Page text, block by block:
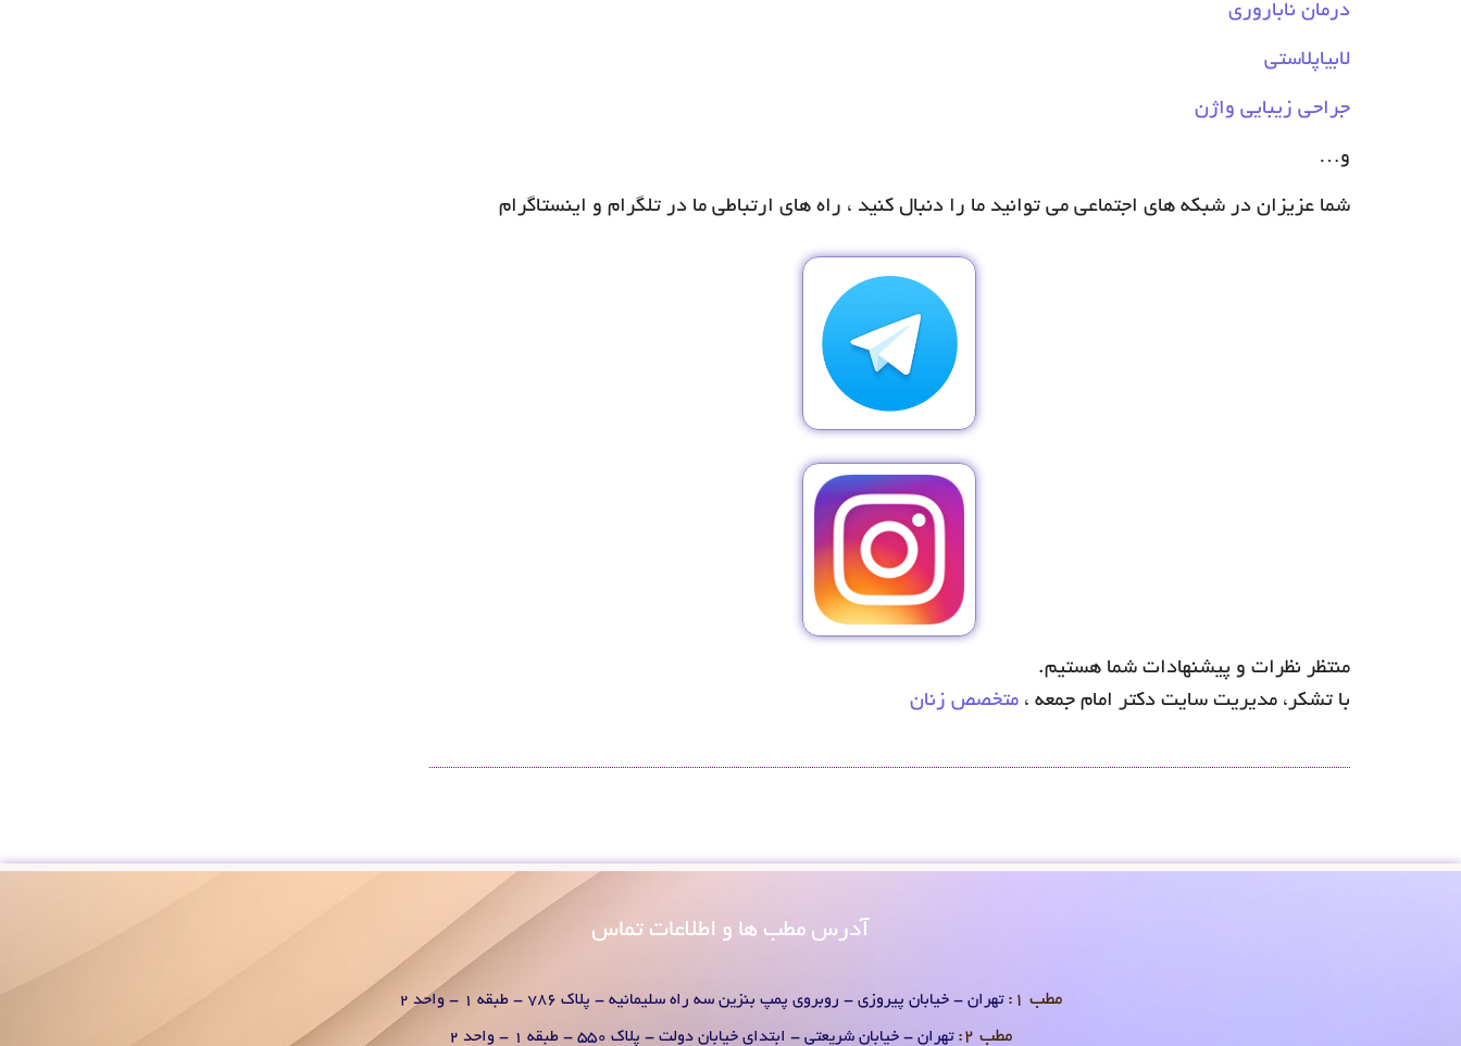
درمان ناباروری
لابیاپلاستی
جراحی زیبایی واژن
و…
شما عزیزان در شبکه های اجتماعی می توانید ما را دنبال کنید ، راه های ارتباطی ما در تلگرام و اینستاگرام
منتظر نظرات و پیشنهادات شما هستیم.
با تشکر، مدیریت سایت دکتر امام جمعه ، متخصص زنان
آدرس مطب ها و اطلاعات تماس
مطب 1: تهران - خیابان پیروزی - روبروی پمپ بنزین سه راه سلیمانیه - پلاک 786 - طبقه 1 - واحد 2
مطب 2: تهران - خیابان شریعتی - ابتدای خیابان دولت - پلاک 550 - طبقه 1 - واحد 2